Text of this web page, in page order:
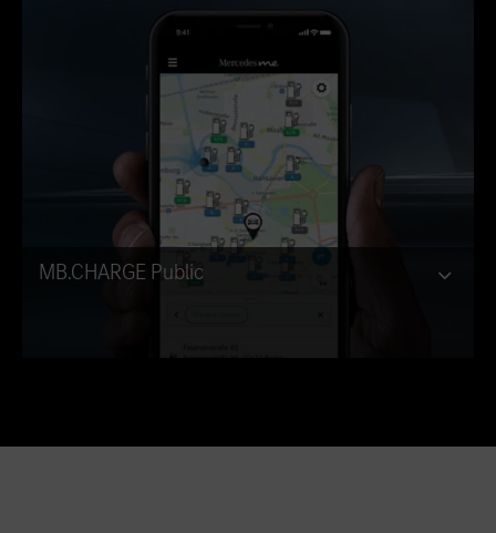
MB.CHARGE Public